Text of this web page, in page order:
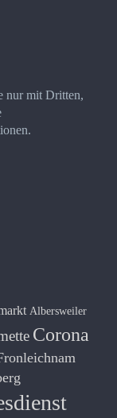
nur mit Dritten,
Albersweiler
Corona